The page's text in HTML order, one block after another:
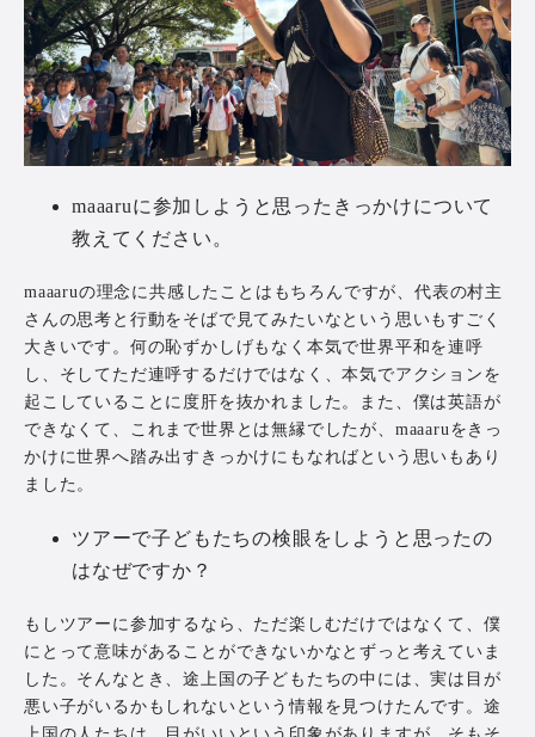
maaaruに参加しようと思ったきっかけについて
教えてください。
maaaruの理念に共感したことはもちろんですが、代表の村主
さんの思考と行動をそばで見てみたいなという思いもすごく
大きいです。何の恥ずかしげもなく本気で世界平和を連呼
し、そしてただ連呼するだけではなく、本気でアクションを
起こしていることに度肝を抜かれました。また、僕は英語が
できなくて、これまで世界とは無縁でしたが、maaaruをきっ
かけに世界へ踏み出すきっかけにもなればという思いもあり
ました。
ツアーで子どもたちの検眼をしようと思ったの
はなぜですか？
もしツアーに参加するなら、ただ楽しむだけではなくて、僕
にとって意味があることができないかなとずっと考えていま
した。そんなとき、途上国の子どもたちの中には、実は目が
悪い子がいるかもしれないという情報を見つけたんです。途